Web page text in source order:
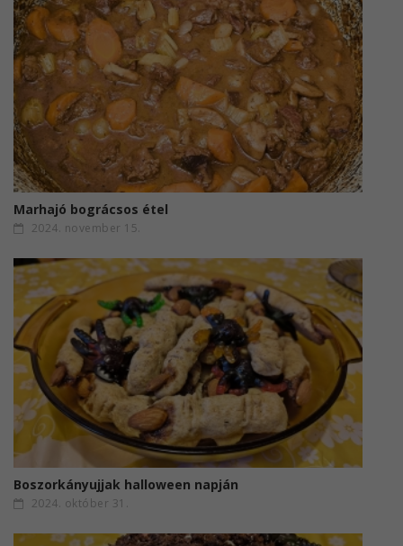
Marhajó bográcsos étel
2024. november 15.
Boszorkányujjak halloween napján
2024. október 31.